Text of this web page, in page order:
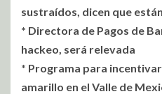
sustraídos, dicen que
* Directora de Pagos de
hackeo, será relevada
* Programa para
amarillo en el Valle de